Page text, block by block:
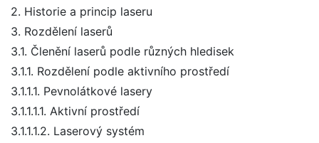
2. Historie a princip laseru
3. Rozdělení laserů
3.1. Členění laserů podle různých hledisek
3.1.1. Rozdělení podle aktivního prostředí
3.1.1.1. Pevnolátkové lasery
3.1.1.1.1. Aktivní prostředí
3.1.1.1.2. Laserový systém